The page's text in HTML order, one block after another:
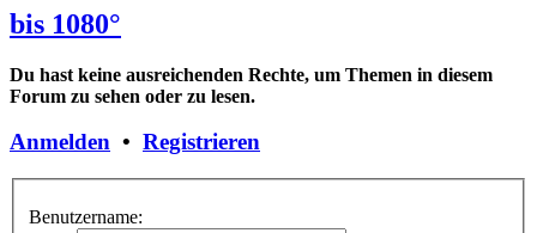
bis 1080°
Du hast keine ausreichenden Rechte, um Themen in diesem
Forum zu sehen oder zu lesen.
Anmelden • Registrieren
Benutzername: